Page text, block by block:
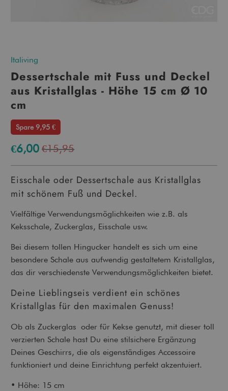
Italiving
Dessertschale mit Fuss und Deckel
aus Kristallglas - Höhe 15 cm Ø 10
cm
Spare 9,95 €
€15,95
€6,00
Eisschale oder Dessertschale aus Kristallglas
mit schönem Fuß und Deckel.
Vielfältige Verwendungsmöglichkeiten wie z.B. als
Keksschale, Zuckerglas, Eisschale usw.
Bei diesem tollen Hingucker handelt es sich um eine
besondere Schale aus aufwendig gestaltetem Kristallglas,
das dir verschiedenste Verwendungsmöglichkeiten bietet.
Deine Lieblingseis verdient ein schönes
Kristallglas für den maximalen Genuss!
Ob als Zuckerglas oder für Kekse genutzt, mit dieser toll
verzierten Schale hast Du eine stilsichere Ergänzung
Deines Geschirrs, die als eigenständiges Accessoire
funktioniert und deine Einrichtung perfekt akzentuiert.
• Höhe: 15 cm